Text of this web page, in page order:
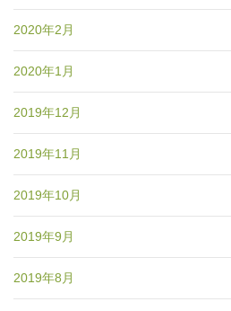
2020年2月
2020年1月
2019年12月
2019年11月
2019年10月
2019年9月
2019年8月